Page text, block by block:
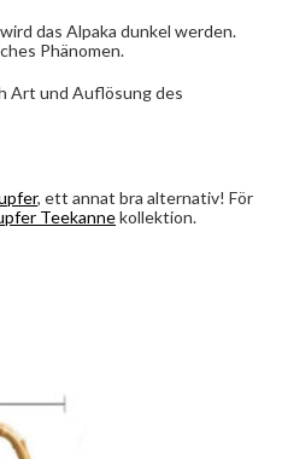
das Alpaka dunkel werden.
Phänomen.
Art und Auflösung des
, ett annat bra alternativ! För
Teekannekollektion.